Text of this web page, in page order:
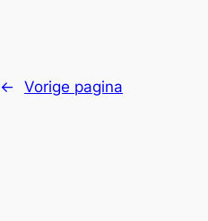
← Vorige pagina